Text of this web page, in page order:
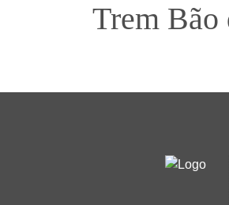
Trem Bão